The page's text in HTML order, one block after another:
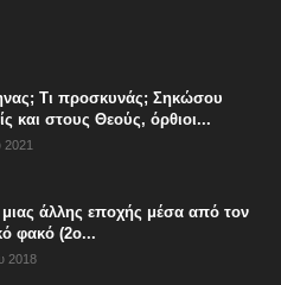
Τι προσκυνάς; Σηκώσου
και στους Θεούς, όρθιοι...
2021
άλλης εποχής μέσα από τον
φακό (2ο...
2018